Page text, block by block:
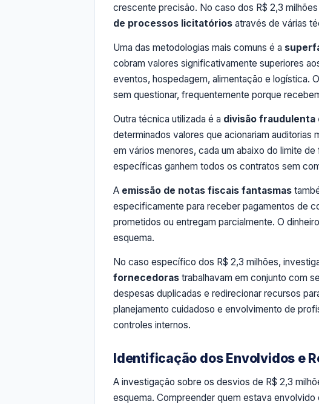
crescente precisão. No caso dos R$ 2,3
de processos licitatórios através de várias
Uma das metodologias mais comuns é a
cobram valores significativamente superiores
eventos, hospedagem, alimentação e logística.
sem questionar, frequentemente porque
Outra técnica utilizada é a divisão fraudulenta
determinados valores que acionariam
em vários menores, cada um abaixo do limite
específicas ganhem todos os contratos sem
A emissão de notas fiscais fantasmas
especificamente para receber pagamentos de
prometidos ou entregam parcialmente. O
esquema.
No caso específico dos R$ 2,3 milhões,
fornecedoras trabalhavam em conjunto com
despesas duplicadas e redirecionar recursos
planejamento cuidadoso e envolvimento de
controles internos.
Identificação dos Envolvidos e
A investigação sobre os desvios de R$ 2,3
esquema. Compreender quem estava